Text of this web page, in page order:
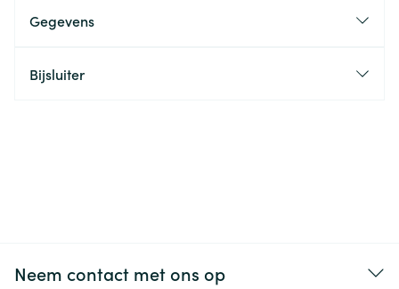
Gegevens
Bijsluiter
Neem contact met ons op